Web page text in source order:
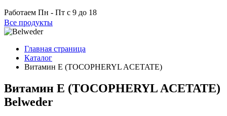
Работаем Пн - Пт с 9 до 18
Все продукты
Главная страница
Каталог
Витамин Е (TOCOPHERYL ACETATE)
Витамин Е (TOCOPHERYL ACETATE)
Belweder